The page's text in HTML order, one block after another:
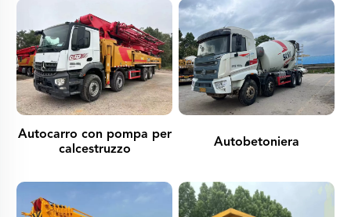
Autocarro con pompa per
calcestruzzo
Autobetoniera